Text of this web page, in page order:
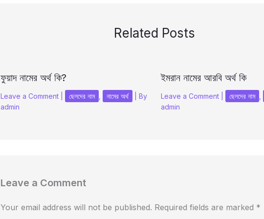
Related Posts
ফুয়াদ নামের অর্থ কি?
Leave a Comment ছেলদের নাম নামের অর্থ
| By
admin
ইমরান নামের আরবি অর্থ কি
Leave a Comment ছেলদের নাম
admin
Leave a Comment
Your email address will not be published. Required fields are marked *